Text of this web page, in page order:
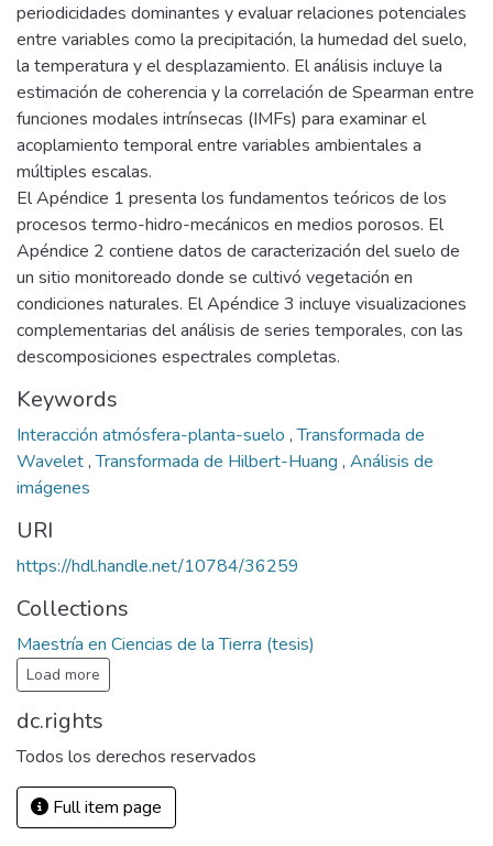
periodicidades dominantes y evaluar relaciones potenciales
entre variables como la precipitación, la humedad del suelo,
la temperatura y el desplazamiento. El análisis incluye la
estimación de coherencia y la correlación de Spearman entre
funciones modales intrínsecas (IMFs) para examinar el
acoplamiento temporal entre variables ambientales a
múltiples escalas.
El Apéndice 1 presenta los fundamentos teóricos de los
procesos termo-hidro-mecánicos en medios porosos. El
Apéndice 2 contiene datos de caracterización del suelo de
un sitio monitoreado donde se cultivó vegetación en
condiciones naturales. El Apéndice 3 incluye visualizaciones
complementarias del análisis de series temporales, con las
descomposiciones espectrales completas.
Keywords
Interacción atmósfera-planta-suelo ,Transformada de
Wavelet,Transformada de Hilbert-Huang , Análisis de
imágenes
URI
https://hdl.handle.net/10784/36259
Collections
Maestría en Ciencias de la Tierra (tesis)
Load more
dc.rights
Todos los derechos reservados
Full item page